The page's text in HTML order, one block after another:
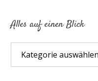
Alles auf einen Blick
auf